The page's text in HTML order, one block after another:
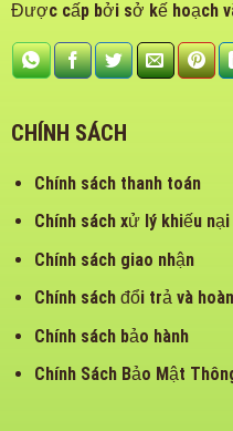
Được cấp bởi sở kế hoạch
CHÍNH SÁCH
Chính sách thanh toán
Chính sách xử lý khiếu nại
Chính sách giao nhận
Chính sách đổi trả và
Chính sách bảo hành
Chính Sách Bảo Mật